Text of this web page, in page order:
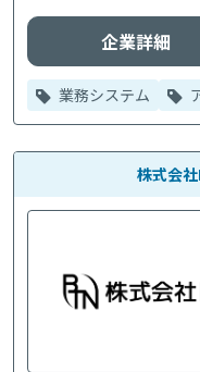
企業詳細
業務システム
株式会